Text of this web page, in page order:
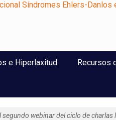
Danlos e Hiperlaxitud
e Hiperlaxitud Recursos
segundo webinar del ciclo de